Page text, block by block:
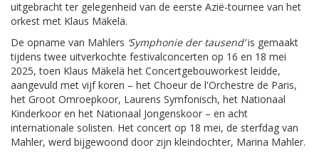
uitgebracht ter gelegenheid van de eerste Azië-tournee van het
orkest met Klaus Mäkelä.
De opname van Mahlers ‘Symphonie der tausend’is gemaakt
tijdens twee uitverkochte festivalconcerten op 16 en 18 mei
2025, toen Klaus Mäkelä het Concertgebouworkest leidde,
aangevuld met vijf koren – het Choeur de l'Orchestre de Paris,
het Groot Omroepkoor, Laurens Symfonisch, het Nationaal
Kinderkoor en het Nationaal Jongenskoor – en acht
internationale solisten. Het concert op 18 mei, de sterfdag van
Mahler, werd bijgewoond door zijn kleindochter, Marina Mahler.